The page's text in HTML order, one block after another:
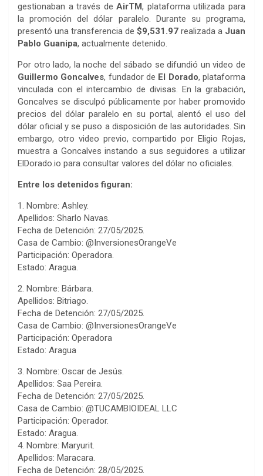
gestionaban a través deAirTM, plataforma utilizada para
la promoción del dólar paralelo. Durante su programa,
presentó una transferencia de $9,531.97 realizada a Juan
Pablo Guanipa, actualmente detenido.
Por otro lado, la noche del sábado se difundió un video de
Guillermo Goncalves, fundador de El Dorado, plataforma
vinculada con el intercambio de divisas. En la grabación,
Goncalves se disculpó públicamente por haber promovido
precios del dólar paralelo en su portal, alentó el uso del
dólar oficial y se puso a disposición de las autoridades. Sin
embargo, otro video previo, compartido por Eligio Rojas,
muestra a Goncalves instando a sus seguidores a utilizar
ElDorado.io para consultar valores del dólar no oficiales.
Entre los detenidos figuran:
1. Nombre: Ashley.
Apellidos: Sharlo Navas.
Fecha de Detención: 27/05/2025.
Casa de Cambio: @InversionesOrangeVe
Participación: Operadora.
Estado: Aragua.
2. Nombre: Bárbara.
Apellidos: Bitriago.
Fecha de Detención: 27/05/2025.
Casa de Cambio: @InversionesOrangeVe
Participación: Operadora
Estado: Aragua
3. Nombre: Oscar de Jesús.
Apellidos: Saa Pereira.
Fecha de Detención: 27/05/2025.
Casa de Cambio: @TUCAMBIOIDEAL LLC
Participación: Operador.
Estado: Aragua.
4. Nombre: Maryurit.
Apellidos: Maracara.
Fecha de Detención: 28/05/2025.